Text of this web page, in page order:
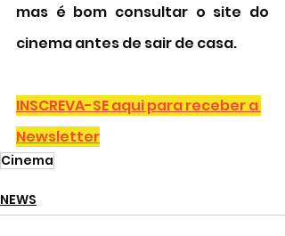
mas é bom consultar o site do
cinema antes de sair de casa.
INSCREVA-SE aqui para receber a
Newsletter
Cinema
NEWS